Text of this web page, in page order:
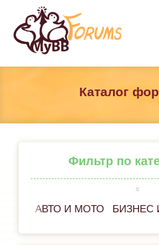
Каталог
Фильтр по
АВТО И МОТО БИЗНЕС